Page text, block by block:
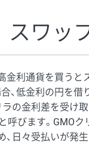
スワッ
利通貨を買うと
、低金利の円を借
の金利差を受け
と呼びます。GMO
、日々受払いが発